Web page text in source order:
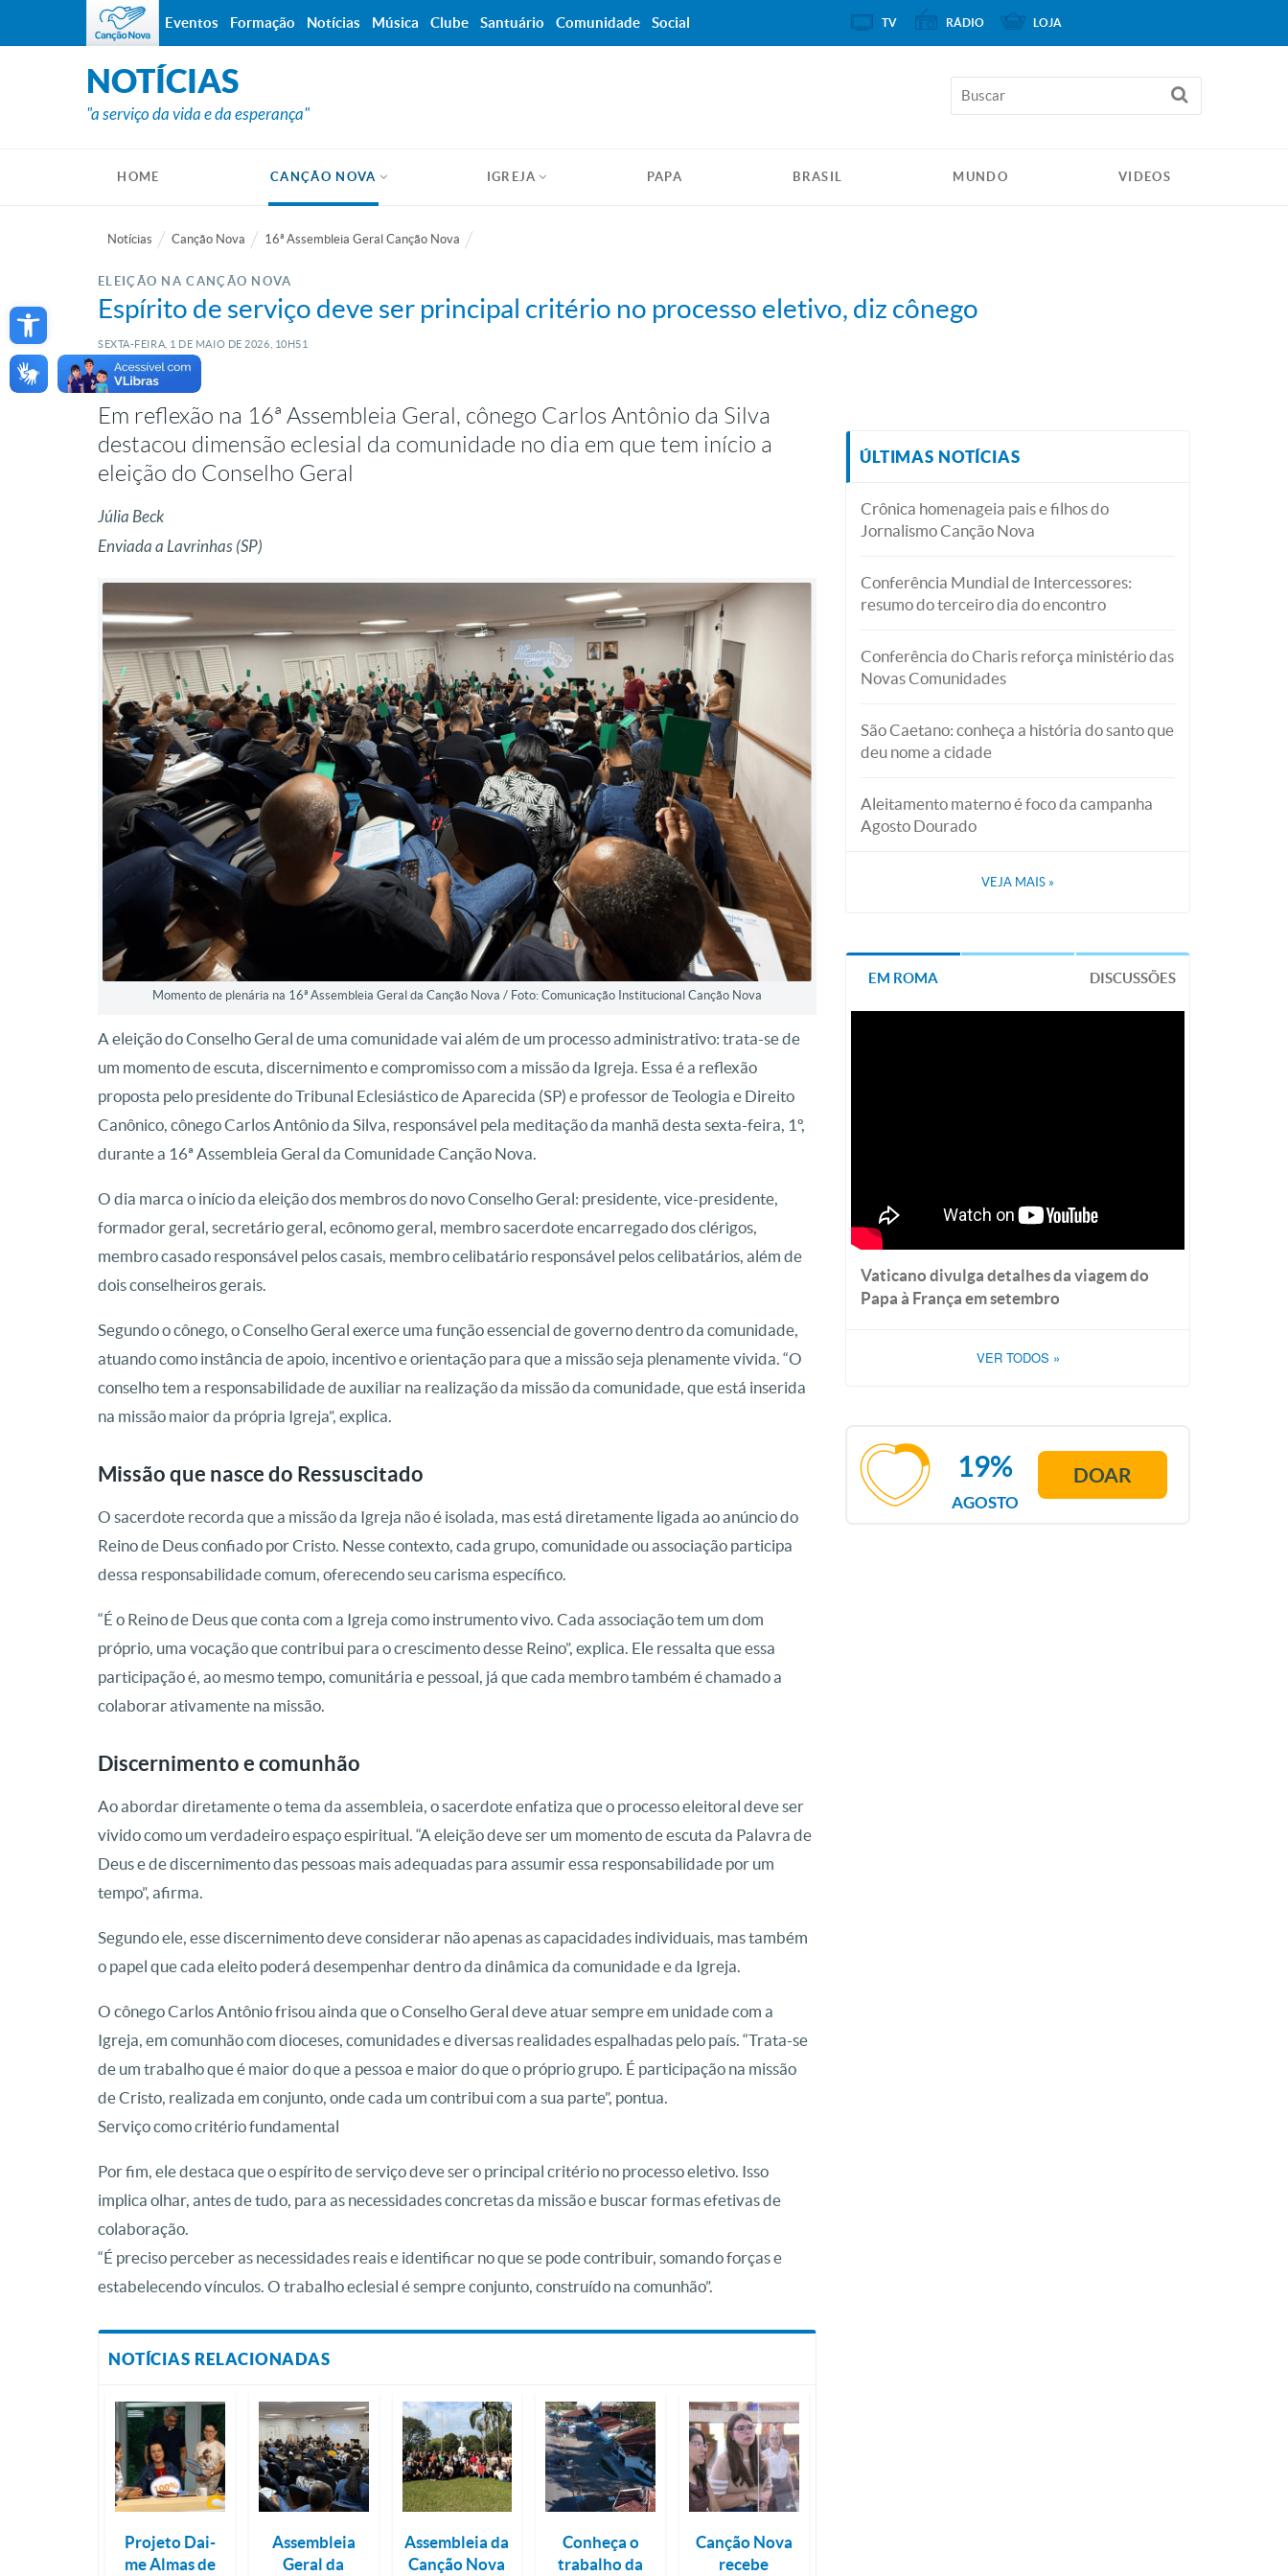
Open toolbar
NOTÍCIAS
"a serviço da vida e da esperança"
HOME CANÇÃO NOVA IGREJA PAPA BRASIL MUNDO VIDEOS
Notícias Canção Nova 16ª Assembleia Geral Canção Nova
ELEIÇÃO NA CANÇÃO NOVA
Espírito de serviço deve ser principal critério no processo eletivo, diz cônego
SEXTA-FEIRA, 1 DE MAIO DE 2026, 10H51
Em reflexão na 16ª Assembleia Geral, cônego Carlos Antônio da Silva
destacou dimensão eclesial da comunidade no dia em que tem início a
eleição do Conselho Geral
Júlia Beck
Enviada a Lavrinhas (SP)
Momento de plenária na 16ª Assembleia Geral da Canção Nova / Foto: Comunicação Institucional Canção Nova
A eleição do Conselho Geral de uma comunidade vai além de um processo administrativo: trata-se de
um momento de escuta, discernimento e compromisso com a missão da Igreja. Essa é a reflexão
proposta pelo presidente do Tribunal Eclesiástico de Aparecida (SP) e professor de Teologia e Direito
Canônico, cônego Carlos Antônio da Silva, responsável pela meditação da manhã desta sexta-feira, 1º,
durante a 16ª Assembleia Geral da Comunidade Canção Nova.
O dia marca o início da eleição dos membros do novo Conselho Geral: presidente, vice-presidente,
formador geral, secretário geral, ecônomo geral, membro sacerdote encarregado dos clérigos,
membro casado responsável pelos casais, membro celibatário responsável pelos celibatários, além de
dois conselheiros gerais.
Segundo o cônego, o Conselho Geral exerce uma função essencial de governo dentro da comunidade,
atuando como instância de apoio, incentivo e orientação para que a missão seja plenamente vivida. “O
conselho tem a responsabilidade de auxiliar na realização da missão da comunidade, que está inserida
na missão maior da própria Igreja”, explica.
Missão que nasce do Ressuscitado
O sacerdote recorda que a missão da Igreja não é isolada, mas está diretamente ligada ao anúncio do
Reino de Deus confiado por Cristo. Nesse contexto, cada grupo, comunidade ou associação participa
dessa responsabilidade comum, oferecendo seu carisma específico.
“É o Reino de Deus que conta com a Igreja como instrumento vivo. Cada associação tem um dom
próprio, uma vocação que contribui para o crescimento desse Reino”, explica. Ele ressalta que essa
participação é, ao mesmo tempo, comunitária e pessoal, já que cada membro também é chamado a
colaborar ativamente na missão.
Discernimento e comunhão
Ao abordar diretamente o tema da assembleia, o sacerdote enfatiza que o processo eleitoral deve ser
vivido como um verdadeiro espaço espiritual. “A eleição deve ser um momento de escuta da Palavra de
Deus e de discernimento das pessoas mais adequadas para assumir essa responsabilidade por um
tempo”, afirma.
Segundo ele, esse discernimento deve considerar não apenas as capacidades individuais, mas também
o papel que cada eleito poderá desempenhar dentro da dinâmica da comunidade e da Igreja.
O cônego Carlos Antônio frisou ainda que o Conselho Geral deve atuar sempre em unidade com a
Igreja, em comunhão com dioceses, comunidades e diversas realidades espalhadas pelo país. “Trata-se
de um trabalho que é maior do que a pessoa e maior do que o próprio grupo. É participação na missão
de Cristo, realizada em conjunto, onde cada um contribui com a sua parte”, pontua.
Serviço como critério fundamental
Por fim, ele destaca que o espírito de serviço deve ser o principal critério no processo eletivo. Isso
implica olhar, antes de tudo, para as necessidades concretas da missão e buscar formas efetivas de
colaboração.
“É preciso perceber as necessidades reais e identificar no que se pode contribuir, somando forças e
estabelecendo vínculos. O trabalho eclesial é sempre conjunto, construído na comunhão”.
NOTÍCIAS RELACIONADAS
Projeto Dai-
me Almas de
Assembleia
Geral da
Assembleia da
Canção Nova
Conheça o
trabalho da
Canção Nova
recebe
ÚLTIMAS NOTÍCIAS
Crônica homenageia pais e filhos do
Jornalismo Canção Nova
Conferência Mundial de Intercessores:
resumo do terceiro dia do encontro
Conferência do Charis reforça ministério das
Novas Comunidades
São Caetano: conheça a história do santo que
deu nome a cidade
Aleitamento materno é foco da campanha
Agosto Dourado
VEJA MAIS »
EM ROMA DISCUSSÕES
Vaticano divulga detalhes da viagem do
Papa à França em setembro
VER TODOS »
AGOSTO
19% DOAR
Eventos Formação Notícias Música Clube Santuário Comunidade Social TV RÁDIO LOJA